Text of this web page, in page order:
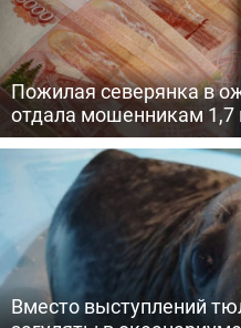
Пожилая северянка в
отдала мошенникам 1,7
Вместо выступлений